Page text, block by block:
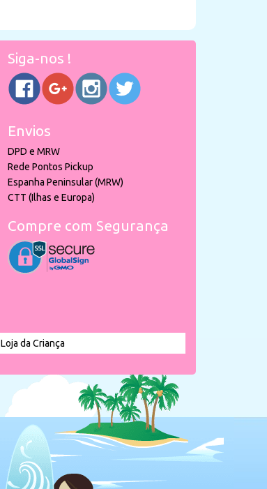
Siga-nos !
Envios
DPD e MRW
Rede Pontos Pickup
Espanha Peninsular (MRW)
CTT (Ilhas e Europa)
Compre com Segurança
Loja da Criança